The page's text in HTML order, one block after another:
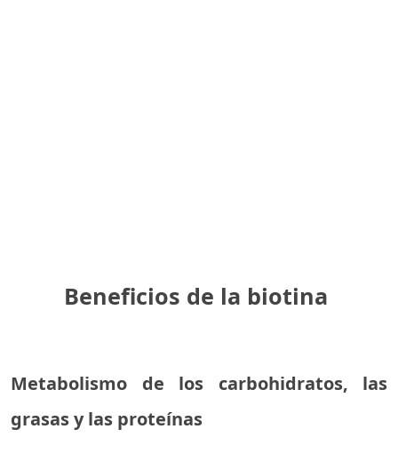
Beneficios de la biotina
Metabolismo de los carbohidratos, las
grasas y las proteínas